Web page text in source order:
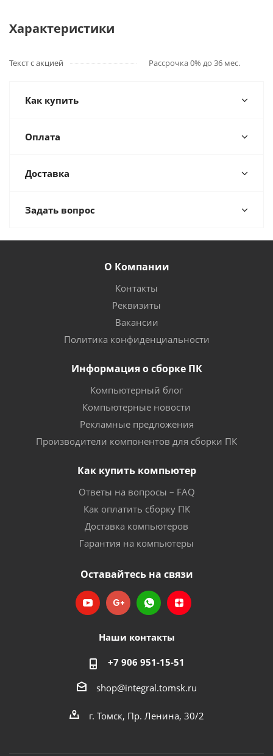
Характеристики
Текст с акцией Рассрочка 0% до 36 мес.
Как купить
Оплата
Доставка
Задать вопрос
О Компании
Контакты
Реквизиты
Вакансии
Политика конфиденциальности
Информация о сборке ПК
Компьютерный блог
Компьютерные новости
Рекламные предложения
Производители компонентов для сборки ПК
Как купить компьютер
Ответы на вопросы – FAQ
Как оплатить сборку ПК
Доставка компьютеров
Гарантия на компьютеры
Оставайтесь на связи
Наши контакты
+7 906 951-15-51
shop@integral.tomsk.ru
г. Томск, Пр. Ленина, 30/2